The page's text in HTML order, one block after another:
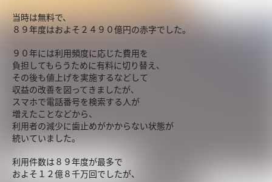
当時は無料で、
８９年度はおよそ２４９０億円の赤字でした。
９０年には利用頻度に応じた費用を
負担してもらうために有料に切り替え、
その後も値上げを実施するなどして
収益の改善を図ってきましたが、
スマホで電話番号を検索する人が
増えたことなどから、
利用者の減少に歯止めがかからない状態が
続いていました。
利用件数は８９年度が最多で
およそ１２億８千万回でしたが、